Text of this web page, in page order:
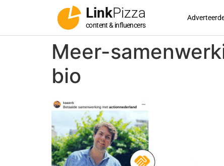
LinkPizza
content & influencers
Meer-
bio